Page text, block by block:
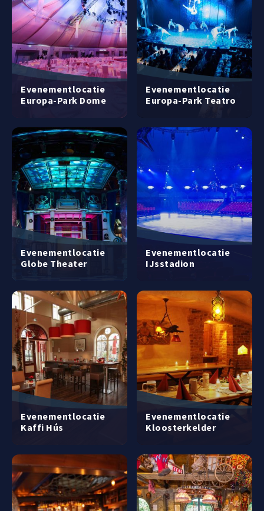
Evenementlocatie
Europa-Park Dome
Evenementlocatie
Europa-Park Teatro
Evenementlocatie
Globe Theater
Evenementlocatie
IJsstadion
Evenementlocatie
Kaffi Hús
Evenementlocatie
Kloosterkelder